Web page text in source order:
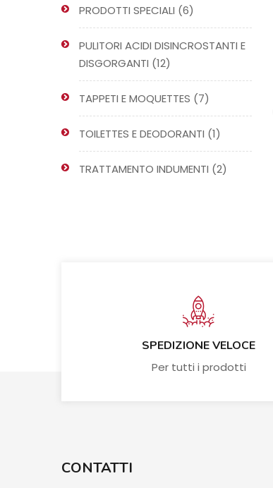
PRODOTTI SPECIALI 66
prodotti
PULITORI ACIDI DISINCROSTANTI E
DISGORGANTI 1212
prodotti
TAPPETI E MOQUETTES
77
prodotti
TOILETTES E DEODORANTI 11
prodotto
TRATTAMENTO INDUMENTI 22
SPEDIZIONE VELOCE
Per tutti i prodotti
CONTATTI